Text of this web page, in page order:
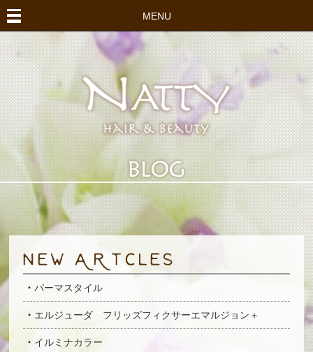
MENU
パーマスタイル
エルジューダ フリッズフィクサーエマルジョン＋
イルミナカラー